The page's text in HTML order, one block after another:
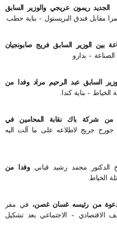
الجديد ريمون عريجي والوزير السابق
مقابل فندق البريستول – بناية حطب.
بين الوزير السابق فريج صابونجيان
– بدارو.
السابق عبد الرحيم مراد وفدا من
الخياط – بناية كندا.
من شركة باك نقابة المحامين في
جورج جريج لاطلاعه على ما آلت اليه
الدكتور محمد رشيد قبانيوفدا من
الخياط.
في مقر
الاقتصادي – الاجتماعي بعد تشكيل